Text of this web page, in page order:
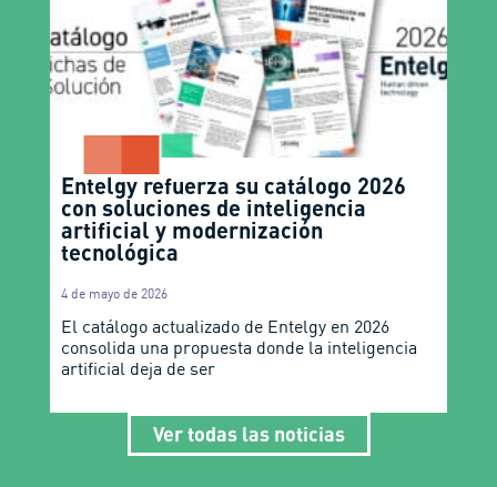
Entelgy refuerza su catálogo 2026
con soluciones de inteligencia
artificial y modernización
tecnológica
4 de mayo de 2026
El catálogo actualizado de Entelgy en 2026
consolida una propuesta donde la inteligencia
artificial deja de ser
Ver todas las noticias